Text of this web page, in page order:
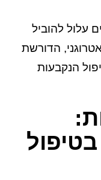
עלול להוביל
הדורשת
הנקבעות